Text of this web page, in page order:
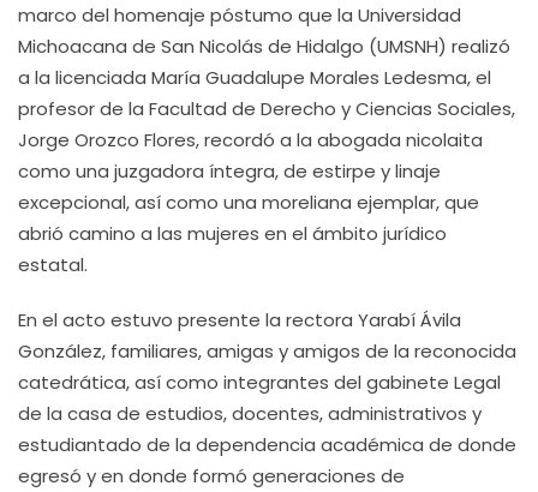
marco del homenaje póstumo que la Universidad
Michoacana de San Nicolás de Hidalgo (UMSNH) realizó
a la licenciada María Guadalupe Morales Ledesma, el
profesor de la Facultad de Derecho y Ciencias Sociales,
Jorge Orozco Flores, recordó a la abogada nicolaita
como una juzgadora íntegra, de estirpe y linaje
excepcional, así como una moreliana ejemplar, que
abrió camino a las mujeres en el ámbito jurídico
estatal.
En el acto estuvo presente la rectora Yarabí Ávila
González, familiares, amigas y amigos de la reconocida
catedrática, así como integrantes del gabinete Legal
de la casa de estudios, docentes, administrativos y
estudiantado de la dependencia académica de donde
egresó y en donde formó generaciones de